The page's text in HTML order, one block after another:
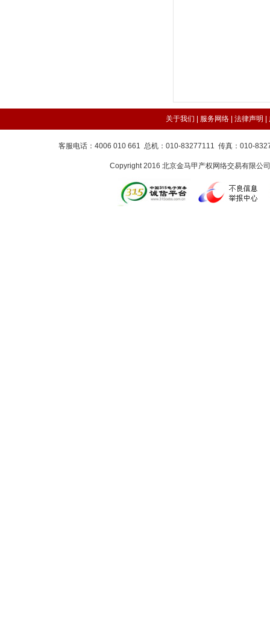
关于我们 | 服务网络 |法律声明
客服电话：4006 010 661 总机：010-83277111 传真：010-
Copyright 2016 北京金马甲产权网络交易有限公